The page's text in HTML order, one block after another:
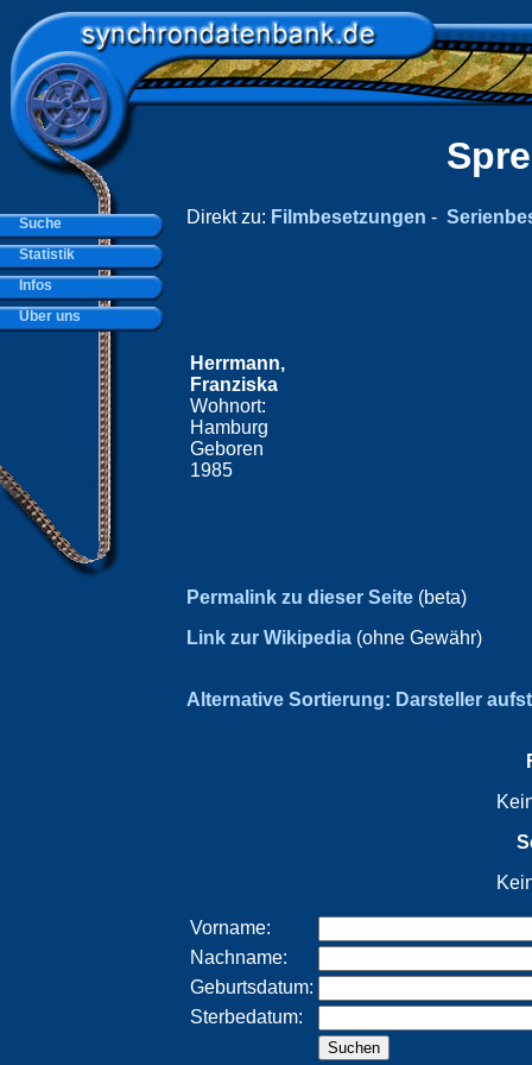
Direkt zu: Filmbesetzungen -
Herrmann,
Franziska
Wohnort:
Hamburg
Geboren
1985
Permalink zu dieser Seite (beta)
Link zur Wikipedia (ohne Gewähr)
Alternative Sortierung: Darsteller
Vorname:
Nachname:
Geburtsdatum:
Sterbedatum:
Suche
Statistik
Infos
Über uns